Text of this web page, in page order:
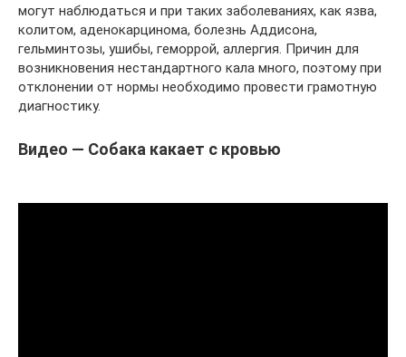
могут наблюдаться и при таких заболеваниях, как язва,
колитом, аденокарцинома, болезнь Аддисона,
гельминтозы, ушибы, геморрой, аллергия. Причин для
возникновения нестандартного кала много, поэтому при
отклонении от нормы необходимо провести грамотную
диагностику.
Видео — Собака какает с кровью